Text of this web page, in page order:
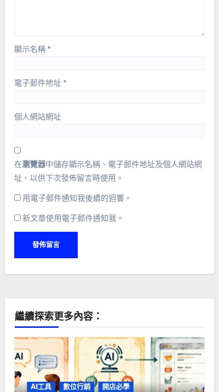
顯示名稱 *
電子郵件地址 *
個人網站網址
在瀏覽器中儲存顯示名稱、電子郵件地址及個人網站網
址，以供下次發佈留言時使用。
用電子郵件通知我後續的迴響。
新文章使用電子郵件通知我。
繼續探索更多內容：
AI工具 數位行銷 開店必學